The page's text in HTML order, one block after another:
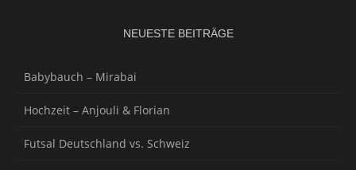
NEUESTE BEITRÄGE
Babybauch – Mirabai
Hochzeit – Anjouli & Florian
Futsal Deutschland vs. Schweiz